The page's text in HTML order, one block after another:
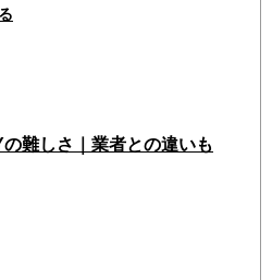
の難しさ｜業者との違いも